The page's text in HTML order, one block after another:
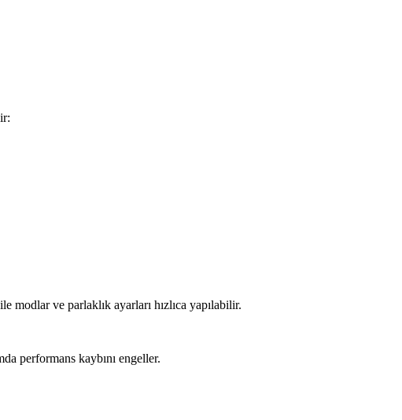
ve parlaklık ayarları hızlıca yapılabilir.
performans kaybını engeller.